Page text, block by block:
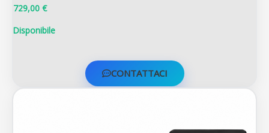
729,00 €
Disponibile
CONTATTACI